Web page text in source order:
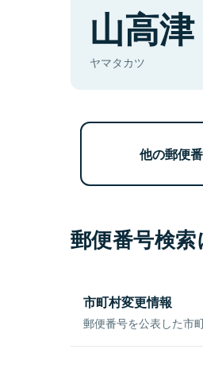
山高津
ヤマタカツ
他の郵便
郵便番号検
市町村変更情報
郵便番号を公表した市